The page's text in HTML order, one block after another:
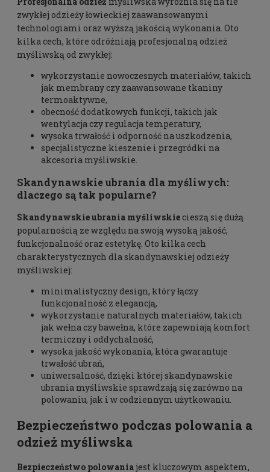
zwykłej odzieży łowieckiej zaawansowanymi
technologiami oraz wyższą jakością wykonania. Oto
kilka cech, które odróżniają profesjonalną odzież
myśliwską od zwykłej:
wykorzystanie nowoczesnych materiałów, takich
jak membrany czy zaawansowane tkaniny
termoaktywne,
obecność dodatkowych funkcji, takich jak
wentylacja czy regulacja temperatury,
wysoka trwałość i odporność na uszkodzenia,
specjalistyczne kieszenie i przegródki na
akcesoria myśliwskie.
Skandynawskie ubrania dla myśliwych:
dlaczego są tak popularne?
Skandynawskie ubrania myśliwskiecieszą się dużą
popularnością ze względu na swoją wysoką jakość,
funkcjonalność oraz estetykę. Oto kilka cech
charakterystycznych dlaskandynawskiej odzieży
myśliwskiej:
minimalistyczny design, który łączy
funkcjonalność z elegancją,
wykorzystanie naturalnych materiałów, takich
jak wełna czy bawełna, które zapewniają komfort
termiczny i oddychalność,
wysoka jakość wykonania, która gwarantuje
trwałość ubrań,
uniwersalność, dzięki której skandynawskie
ubrania myśliwskie sprawdzają się zarówno na
polowaniu, jak i w codziennym użytkowaniu.
Bezpieczeństwo podczas polowania a
odzież myśliwska
Bezpieczeństwo polowaniajest kluczowym aspektem,